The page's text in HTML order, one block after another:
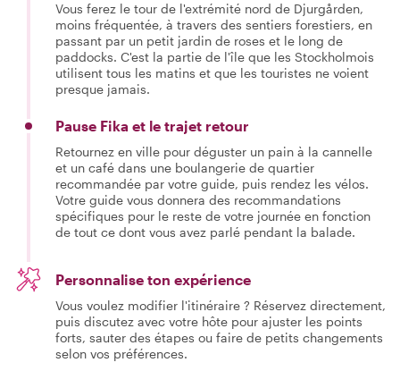
Vous ferez le tour de l'extrémité nord de Djurgården,
moins fréquentée, à travers des sentiers forestiers, en
passant par un petit jardin de roses et le long de
paddocks. C'est la partie de l'île que les Stockholmois
utilisent tous les matins et que les touristes ne voient
presque jamais.
Pause Fika et le trajet retour
Retournez en ville pour déguster un pain à la cannelle
et un café dans une boulangerie de quartier
recommandée par votre guide, puis rendez les vélos.
Votre guide vous donnera des recommandations
spécifiques pour le reste de votre journée en fonction
de tout ce dont vous avez parlé pendant la balade.
Personnalise ton expérience
Vous voulez modifier l'itinéraire ? Réservez directement,
puis discutez avec votre hôte pour ajuster les points
forts, sauter des étapes ou faire de petits changements
selon vos préférences.